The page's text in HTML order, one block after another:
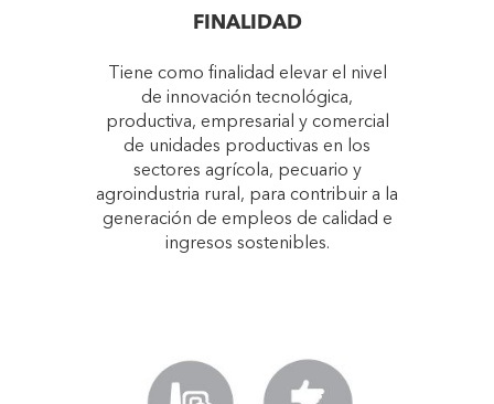
FINALIDAD
Tiene como finalidad elevar el nivel
de innovación tecnológica,
productiva, empresarial y comercial
de unidades productivas en los
sectores agrícola, pecuario y
agroindustria rural, para contribuir a la
generación de empleos de calidad e
ingresos sostenibles.